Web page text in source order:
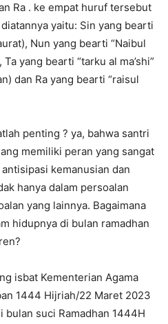
Ra . ke empat huruf tersebut
yaitu: Sin yang bearti
Nun yang bearti “Naibul
yang bearti “tarku al ma’shi”
dan Ra yang bearti “raisul
penting ? ya, bahwa santri
memiliki peran yang sangat
kemanusian dan
hanya dalam persoalan
yang lainnya. Bagaimana
hidupnya di bulan ramadhan
isbat Kementerian Agama
1444 Hijriah/22 Maret 2023
bulan suci Ramadhan 1444H